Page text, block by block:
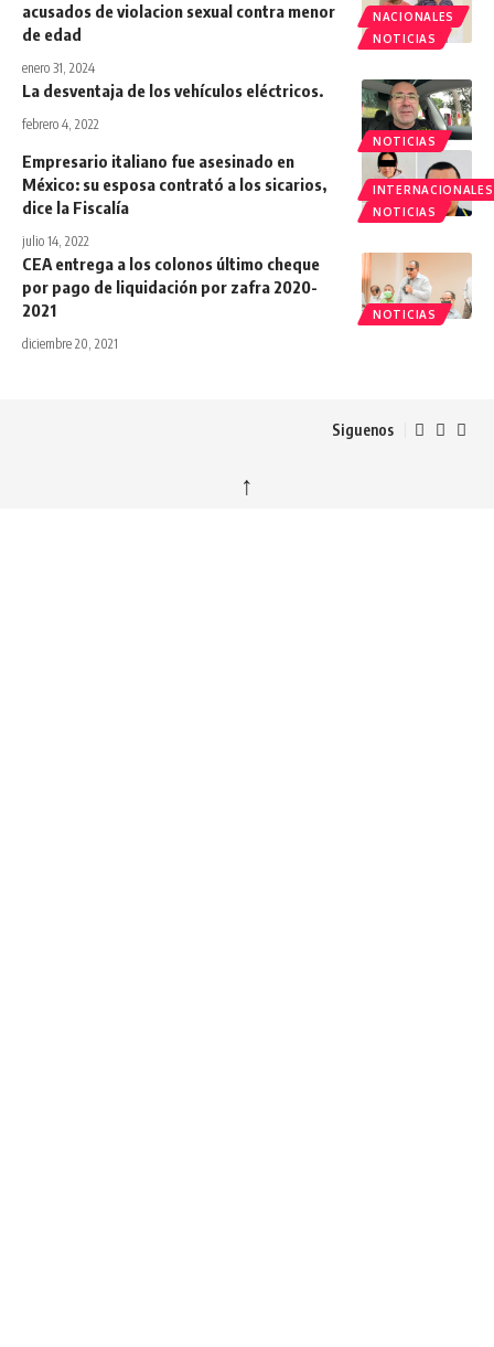
NACIONALES
NOTICIAS
acusados de violacion sexual contra menor
de edad
enero 31, 2024
NOTICIAS
La desventaja de los vehículos eléctricos.
febrero 4, 2022
INTERNACIONALES
NOTICIAS
Empresario italiano fue asesinado en
México: su esposa contrató a los sicarios,
dice la Fiscalía
julio 14, 2022
NOTICIAS
CEA entrega a los colonos último cheque
por pago de liquidación por zafra 2020-
2021
diciembre 20, 2021
Siguenos
↑